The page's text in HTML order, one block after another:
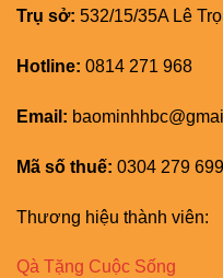
Trụ sở: 532/15/35A Lê
Hotline: 0814 271 968
Email:
Mã số thuế: 0304 279 699
Thương hiệu thành viên:
Qà Tặng Cuộc Sống